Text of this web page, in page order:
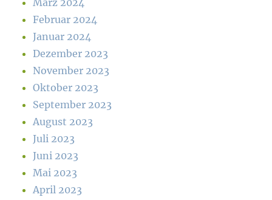
März 2024
Februar 2024
Januar 2024
Dezember 2023
November 2023
Oktober 2023
September 2023
August 2023
Juli 2023
Juni 2023
Mai 2023
April 2023